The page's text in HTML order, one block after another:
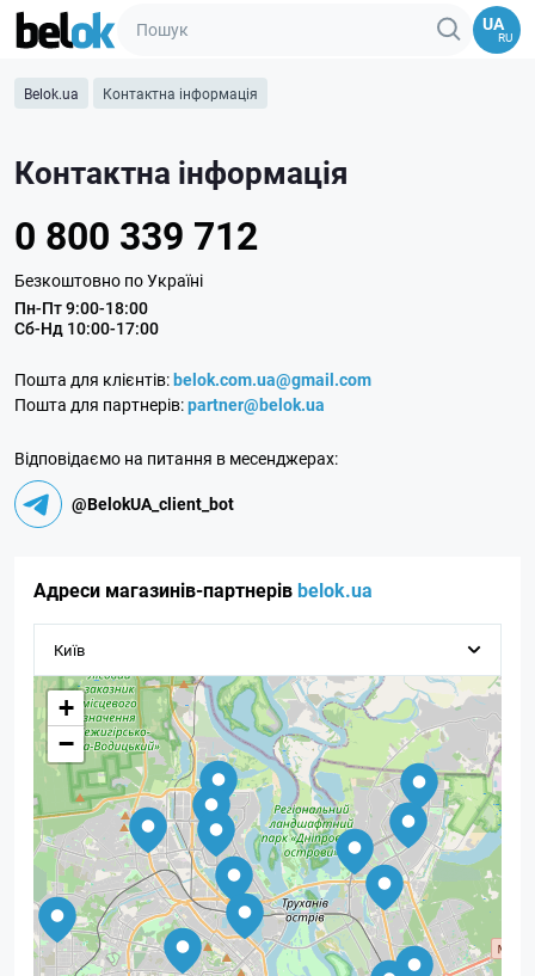
UA
RU
Belok.ua Контактна інформація
Контактна інформація
0 800 339 712
Безкоштовно по Україні
Пн-Пт 9:00-18:00
Сб-Нд 10:00-17:00
Пошта для клієнтів:belok.com.ua@gmail.com
Пошта для партнерів:partner@belok.ua
Відповідаємо на питання в месенджерах:
@BelokUA_client_bot
Адреси магазинів-партнерівbelok.ua
+
−